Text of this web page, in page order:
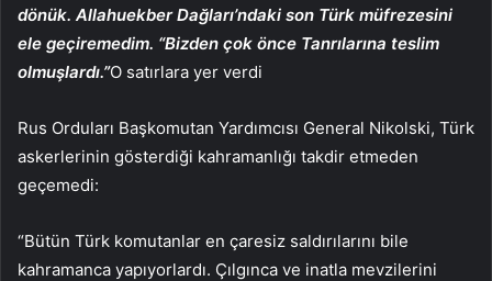
dönük. Allahuekber Dağları’ndaki son Türk müfrezesini
ele geçiremedim. “Bizden çok önce Tanrılarına teslim
olmuşlardı.”O satırlara yer verdi
Rus Orduları Başkomutan Yardımcısı General Nikolski, Türk
askerlerinin gösterdiği kahramanlığı takdir etmeden
geçemedi:
“Bütün Türk komutanlar en çaresiz saldırılarını bile
kahramanca yapıyorlardı. Çılgınca ve inatla mevzilerini